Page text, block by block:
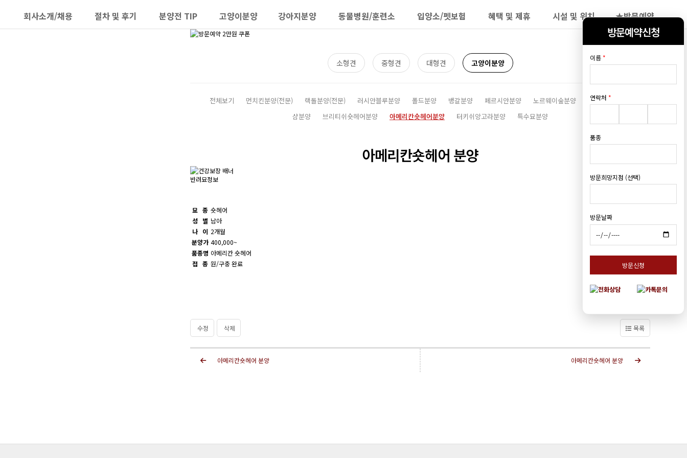
회사소개/채용 절차 및 후기 분양전 TIP 고양이분양 강아지분양 동물병원/훈련소 입양소/펫보험 혜택 및 제휴 시설 및 위치 ★방문예약
소형견 중형견 대형견 고양이분양
전체보기 먼치킨분양(전문) 랙돌분양(전문) 러시안블루분양 폴드분양 뱅갈분양 페르시안분양 노르웨이숲분양
아비시니안분양
샴분양
브리티쉬숏헤어분양 아메리칸숏헤어분양 터키쉬앙고라분양 특수묘분양
아메리칸숏헤어 분양
반려묘정보
묘 종 숏헤어
성 별 남아
나 이 2개월
분양가 400,000~
품종명 아메리칸 숏헤어
접 종 원/구충 완료
수정 삭제 목록
아메리칸숏헤어 분양 아메리칸숏헤어 분양
방문예약신청
이름 *
연락처 *
품종
방문희망지점 (선택)
방문날짜
방문신청